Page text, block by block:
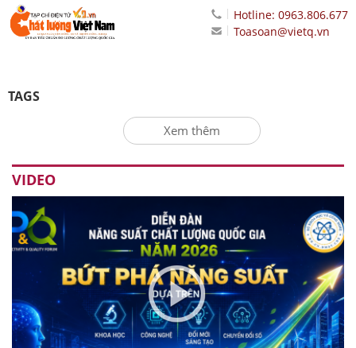
Hotline: 0963.806.677
Toasoan@vietq.vn
TAGS
Xem thêm
VIDEO